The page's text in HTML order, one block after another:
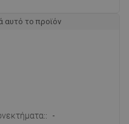
αυτό το προϊόν
-